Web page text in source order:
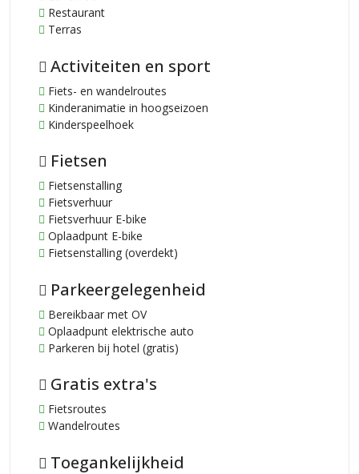
Restaurant
Terras
Activiteiten en sport
Fiets- en wandelroutes
Kinderanimatie in hoogseizoen
Kinderspeelhoek
Fietsen
Fietsenstalling
Fietsverhuur
Fietsverhuur E-bike
Oplaadpunt E-bike
Fietsenstalling (overdekt)
Parkeergelegenheid
Bereikbaar met OV
Oplaadpunt elektrische auto
Parkeren bij hotel (gratis)
Gratis extra's
Fietsroutes
Wandelroutes
Toegankelijkheid